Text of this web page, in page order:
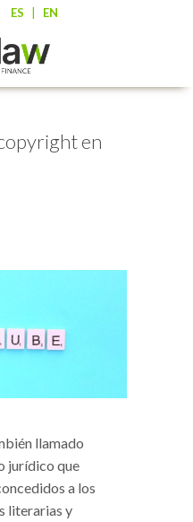
ES EN
en
llamado
jurídico que
a los
literarias y